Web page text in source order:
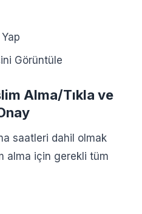
Görüntüle
Alma/Tıkla ve
saatleri dahil olmak
alma için gerekli tüm